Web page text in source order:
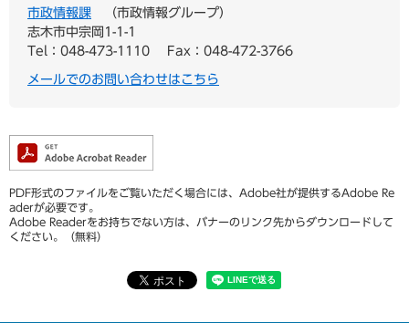
市政情報課
市政情報グループ
志木市中宗岡1-1-1
Tel：048-473-1110
Fax：048-472-3766
メールでのお問い合わせはこちら
PDF形式のファイルをご覧いただく場合には、Adobe社が提供するAdobe Re
aderが必要です。
Adobe Readerをお持ちでない方は、バナーのリンク先からダウンロードして
ください。（無料）